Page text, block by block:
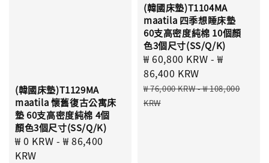
(韓國床墊)T1129MA
maatila 懷舊復古公寓床
墊 60支高密度純棉 4個
顏色3個尺寸(SS/Q/K)
Regular
price
₩ 0 KRW -₩ 86,400
KRW
(韓國床墊)T1104MA
maatila 四季想睡床墊
60支高密度純棉 10個顏
色3個尺寸(SS/Q/K)
Sale
price
₩ 60,800 KRW -₩
86,400 KRW
Regular
price
₩ 76,000 KRW-₩ 108,000
KRW